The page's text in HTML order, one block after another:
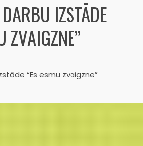
IZSTĀDE
ZVAIGZNE”
“Es esmu zvaigzne”